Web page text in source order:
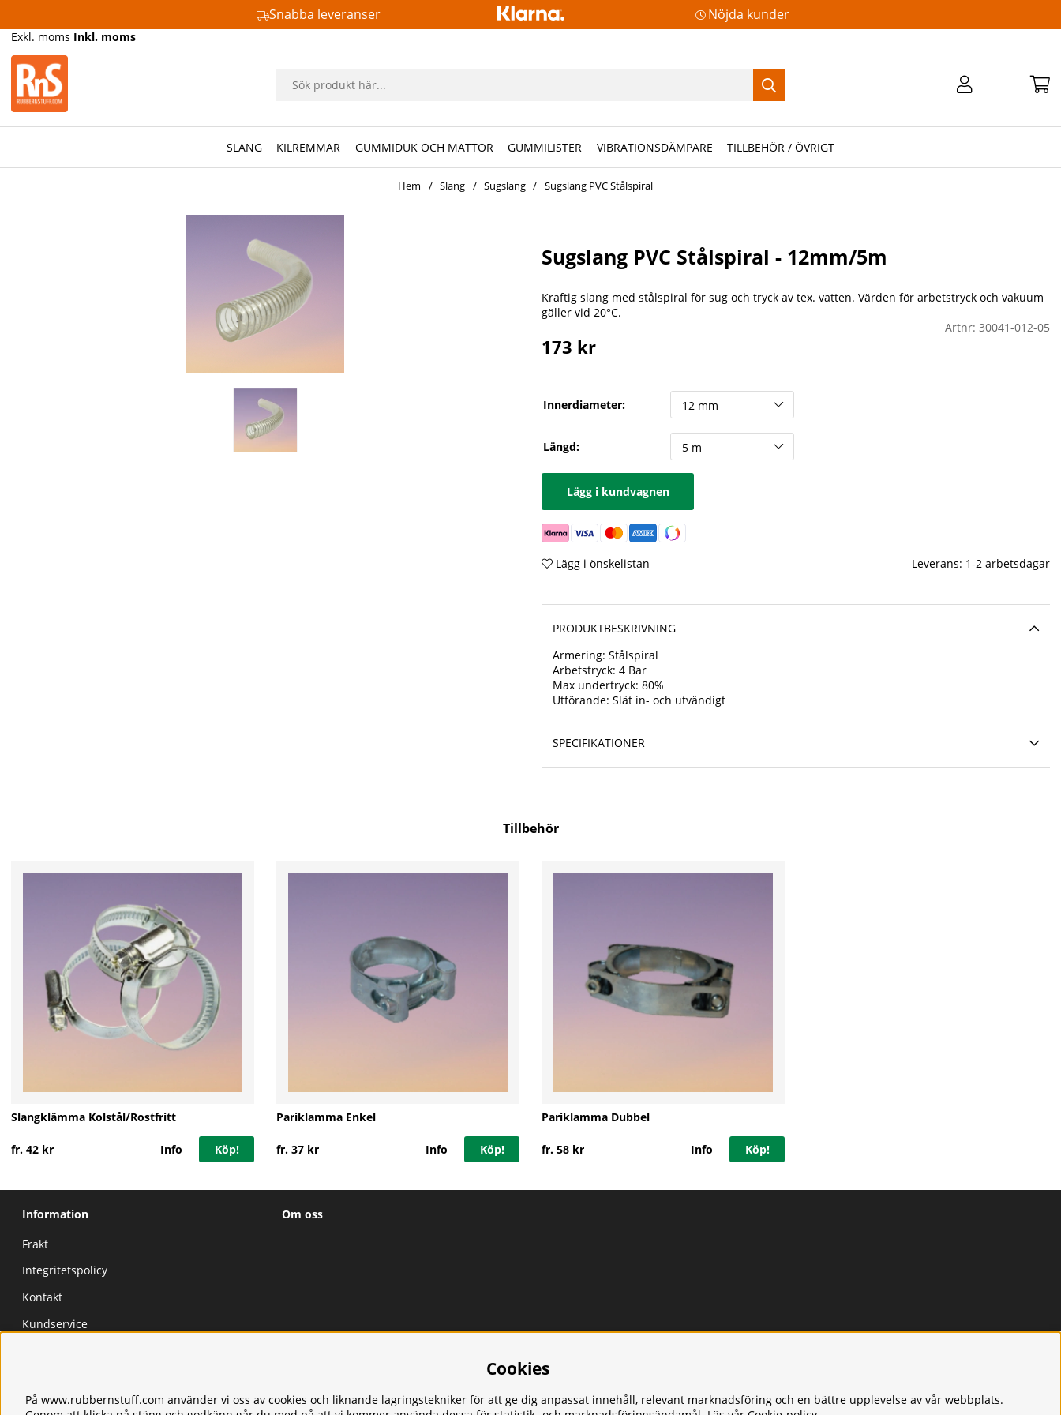
Snabba leveranser Nöjda kunder
Exkl. moms Inkl. moms
SLANG KILREMMAR GUMMIDUK OCH MATTOR GUMMILISTER VIBRATIONSDÄMPARE TILLBEHÖR / ÖVRIGT
Hem Slang Sugslang Sugslang PVC Stålspiral
Sugslang PVC Stålspiral - 12mm/5m
Kraftig slang med stålspiral för sug och tryck av tex. vatten. Värden för arbetstryck och vakuum
gäller vid 20°C.
Artnr: 30041-012-05
173 kr
Innerdiameter:
Längd:
Lägg i kundvagnen
Lägg i önskelistan Leverans: 1-2 arbetsdagar
PRODUKTBESKRIVNING
Armering: Stålspiral
Arbetstryck: 4 Bar
Max undertryck: 80%
Utförande: Slät in- och utvändigt
SPECIFIKATIONER
Tillbehör
Slangklämma Kolstål/Rostfritt
fr. 42 kr Köp!
Info
Pariklamma Enkel
fr. 37 kr Köp!
Info
Pariklamma Dubbel
fr. 58 kr Köp!
Info
Information
Frakt
Integritetspolicy
Kontakt
Kundservice
Våra produkter
Om oss
Cookies
På www.rubbernstuff.com använder vi oss av cookies och liknande lagringstekniker för att ge dig anpassat innehåll, relevant marknadsföring och en bättre upplevelse av vår webbplats.